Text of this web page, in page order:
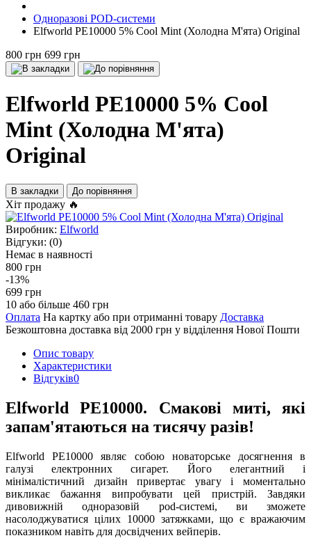
Одноразові POD-системи
Elfworld PE10000 5% Cool Mint (Холодна М'ята) Original
800 грн 699 грн
Elfworld PE10000 5% Cool
Mint (Холодна М'ята)
Original
В закладки До порівняння
Хіт продажу 🔥
Виробник: Elfworld
Відгуки: (0)
Немає в наявності
800 грн
-13%
699 грн
10 або більше 460 грн
Оплата На картку або при отриманні товару Доставка
Безкоштовна доставка від 2000 грн у відділення Нової Пошти
Опис товару
Характеристики
Відгуків0
Elfworld PE10000. Смакові миті, які
запам'ятаються на тисячу разів!
Elfworld PE10000 являє собою новаторське досягнення в
галузі електронних сигарет. Його елегантний і
мінімалістичний дизайн привертає увагу і моментально
викликає бажання випробувати цей пристрій. Завдяки
дивовижній одноразовій pod-системі, ви зможете
насолоджуватися цілих 10000 затяжками, що є вражаючим
показником навіть для досвідчених вейперів.